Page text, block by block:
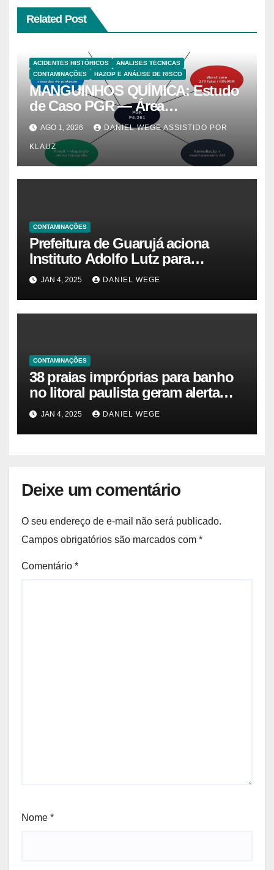
Related Post
ACIDENTES HISTÓRICOS
ANALISES TECNICAS
CONTAMINAÇÕES
HAZOP E ANÁLISE DE RISCO
MANGUINHOS QUÍMICA: Estudo
de Caso PGR — Área
Contaminada Prioridade A em
Campinas (CETESB P4.261)
AGO 1, 2026 DANIEL WEGE ASSISTIDO POR
KLAUZ
CONTAMINAÇÕES
Prefeitura de Guarujá aciona
Instituto Adolfo Lutz para
identificar causas da virose em
moradores e turistas – Notícias
das Praias
JAN 4, 2025 DANIEL WEGE
CONTAMINAÇÕES
38 praias impróprias para banho
no litoral paulista geram alerta
ambiental e de saúde pública
JAN 4, 2025 DANIEL WEGE
Deixe um comentário
O seu endereço de e-mail não será publicado.
Campos obrigatórios são marcados com *
Comentário *
Nome *